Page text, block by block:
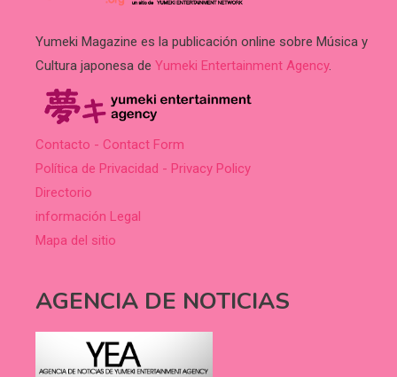
Yumeki Magazine es la publicación online sobre Música y
Cultura japonesa de Yumeki Entertainment Agency.
Contacto - Contact Form
Política de Privacidad - Privacy Policy
Directorio
información Legal
Mapa del sitio
AGENCIA DE NOTICIAS